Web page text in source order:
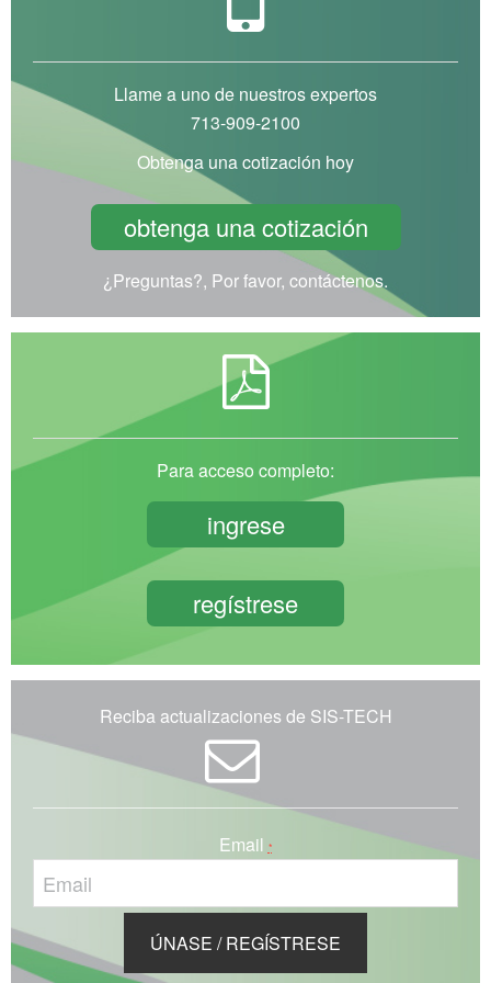
Llame a uno de nuestros expertos
713-909-2100
Obtenga una cotización hoy
obtenga una cotización
¿Preguntas?, Por favor, contáctenos.
Para acceso completo:
ingrese
regístrese
Reciba actualizaciones de SIS-TECH
Email *